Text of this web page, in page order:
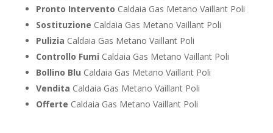
Pronto Intervento Caldaia Gas Metano Vaillant Poli
Sostituzione Caldaia Gas Metano Vaillant Poli
Pulizia Caldaia Gas Metano Vaillant Poli
Controllo Fumi Caldaia Gas Metano Vaillant Poli
Bollino Blu Caldaia Gas Metano Vaillant Poli
Vendita Caldaia Gas Metano Vaillant Poli
Offerte Caldaia Gas Metano Vaillant Poli